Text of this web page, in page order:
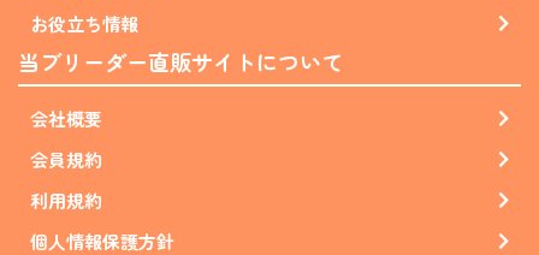
お役立ち情報
当ブリーダー直販サイトについて
会社概要
会員規約
利用規約
個人情報保護方針